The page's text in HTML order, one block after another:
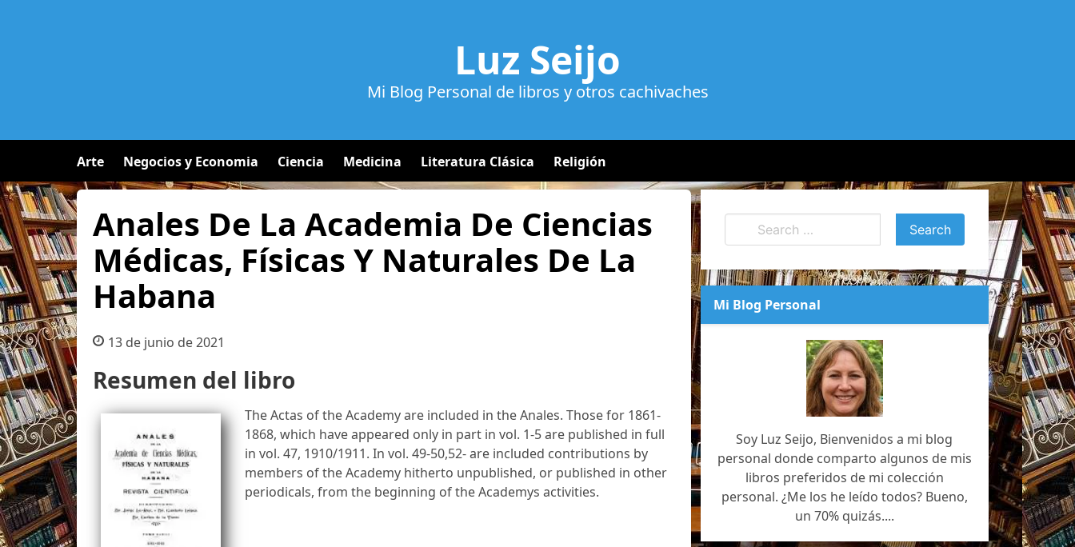
Luz Seijo
Mi Blog Personal de libros y otros cachivaches
Arte Negocios y Economia Ciencia Medicina Literatura Clásica Religión
Anales De La Academia De Ciencias
Médicas, Físicas Y Naturales De La
Habana
13 de junio de 2021
Resumen del libro
The Actas of the Academy are included in the Anales. Those for 1861-
1868, which have appeared only in part in vol. 1-5 are published in full
in vol. 47, 1910/1911. In vol. 49-50,52- are included contributions by
members of the Academy hitherto unpublished, or published in other
periodicals, from the beginning of the Academys activities.
Mi Blog Personal
Soy Luz Seijo, Bienvenidos a mi blog
personal donde comparto algunos de mis
libros preferidos de mi colección
personal. ¿Me los he leído todos? Bueno,
un 70% quizás....